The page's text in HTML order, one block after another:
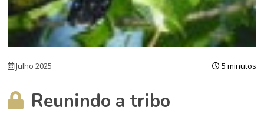
Julho 2025 5 minutos
Reunindo a tribo